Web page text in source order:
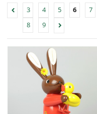
3
4 5 6
7
8
9